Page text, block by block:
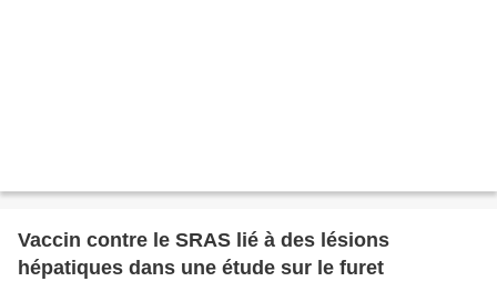
Vaccin contre le SRAS lié à des lésions
hépatiques dans une étude sur le furet